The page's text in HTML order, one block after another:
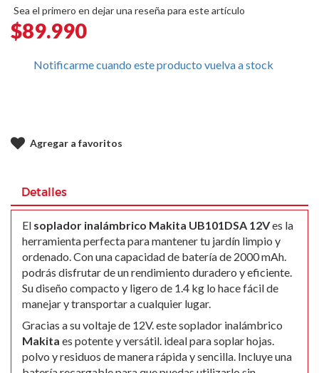
images
gallery
Sea el primero en dejar una reseña para este artículo
$89.990
Notificarme cuando este producto vuelva a stock
Agregar a favoritos
Detalles
El soplador inalámbrico Makita UB101DSA 12Ves la
herramienta perfecta para mantener tu jardín limpio y
ordenado. Con una capacidad de batería de 2000 mAh.
podrás disfrutar de un rendimiento duradero y eficiente.
Su diseño compacto y ligero de 1.4 kg lo hace fácil de
manejar y transportar a cualquier lugar.
Gracias a su voltaje de 12V. este soplador inalámbrico
Makita es potente y versátil. ideal para soplar hojas.
polvo y residuos de manera rápida y sencilla. Incluye una